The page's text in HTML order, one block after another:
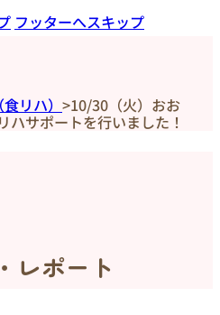
フッターへスキップ
リハ） >10/30（火）おお
ハサポートを行いました！
レポート